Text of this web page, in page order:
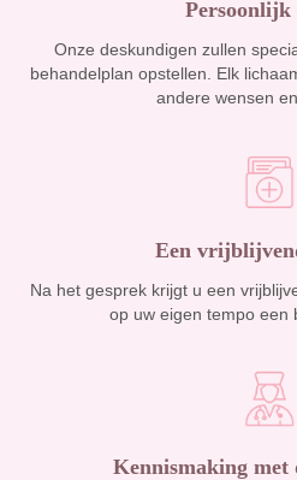
Persoonlijk
Onze deskundigen zullen
behandelplan opstellen. Elk
andere wensen
Een
Na het gesprek krijgt u een
op uw eigen tempo een
Kennismaking met